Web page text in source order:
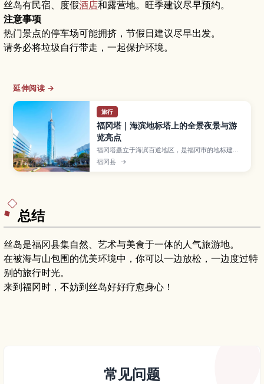
丝岛有民宿、度假酒店和露营地。旺季建议尽早预约。
注意事项
热门景点的停车场可能拥挤，节假日建议尽早出发。
请务必将垃圾自行带走，一起保护环境。
延伸阅读 →
旅行
福冈塔｜海滨地标塔上的全景夜景与游
览亮点
福冈塔矗立于海滨百道地区，是福冈市的地标建
筑，从约123米高的观景层可一览博多湾与市区景
色。文章介绍白天与夜晚不同的风景、适合情侣合
福冈县 →
总结
丝岛是福冈县集自然、艺术与美食于一体的人气旅游地。
在被海与山包围的优美环境中，你可以一边放松，一边度过特
别的旅行时光。
来到福冈时，不妨到丝岛好好疗愈身心！
常见问题